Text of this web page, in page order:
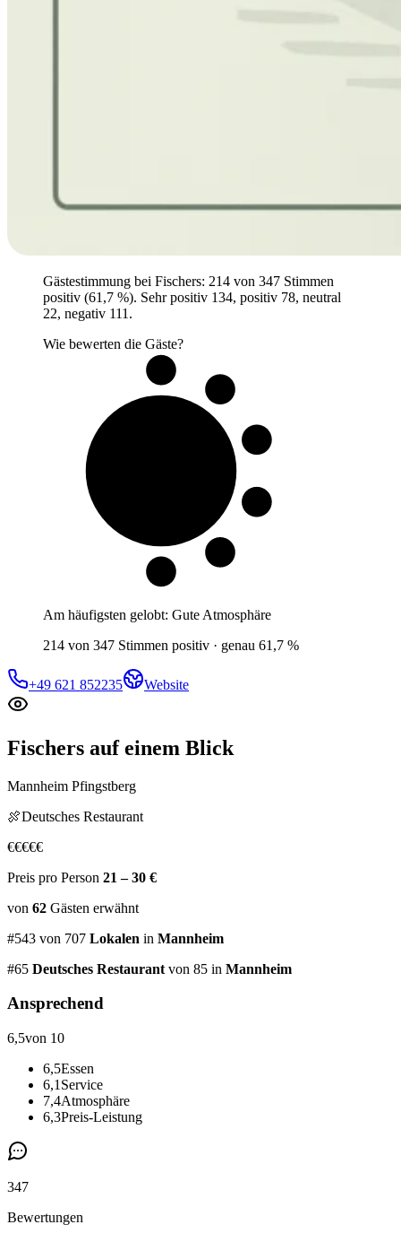
Gästestimmung bei Fischers: 214 von 347 Stimmen
positiv (61,7 %). Sehr positiv 134, positiv 78, neutral
22, negativ 111.
Wie bewerten die Gäste?
Am häufigsten gelobt: Gute Atmosphäre
214 von 347 Stimmen positiv · genau 61,7 %
+49 621 852235 Website
Fischers auf einem Blick
Mannheim Pfingstberg
🍖Deutsches Restaurant
€€€€€
Preis pro Person 21 – 30 €
von 62 Gästen erwähnt
#543 von 707 Lokalen in Mannheim
#65 Deutsches Restaurant von 85 in Mannheim
Ansprechend
6,5von 10
6,5Essen
6,1 Service
7,4Atmosphäre
6,3Preis-Leistung
347
Bewertungen